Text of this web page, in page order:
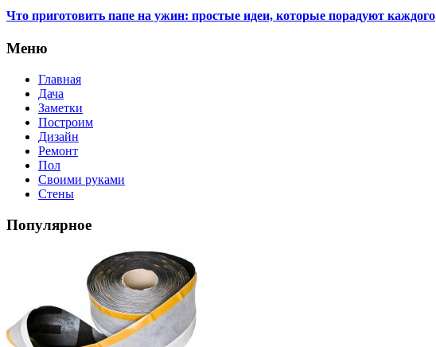
Что приготовить папе на ужин: простые идеи, которые порадуют каждого
Меню
Главная
Дача
Заметки
Построим
Дизайн
Ремонт
Пол
Своими руками
Стены
Популярное